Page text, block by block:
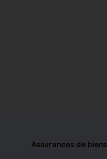
Assurances de biens